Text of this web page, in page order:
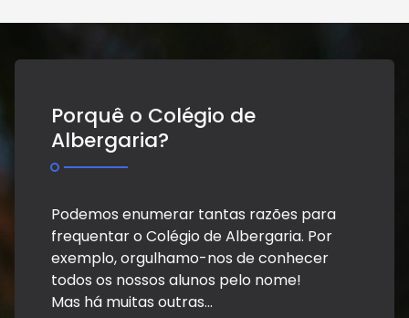
Porquê o Colégio de
Albergaria?
Podemos enumerar tantas razões para
frequentar o Colégio de Albergaria. Por
exemplo, orgulhamo-nos de conhecer
todos os nossos alunos pelo nome!
Mas há muitas outras...